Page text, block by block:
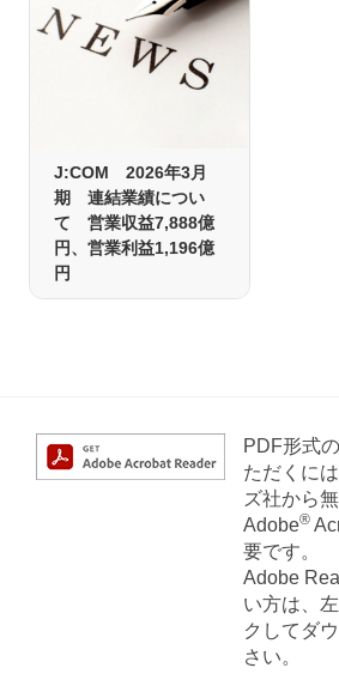
J:COM 2026年3月
期 連結業績につい
て 営業収益7,888億
円、営業利益1,196億
円
PDF形式
ただくに
ズ社から
Adobe®
要です。
Adobe
い方は、
クしてダ
さい。